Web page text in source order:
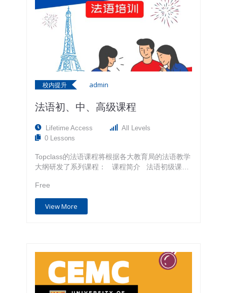
逐步具备走上国际舞台的能力。
校内提升 admin
法语初、中、高级课程
Lifetime Access
All Levels
0 Lessons
Topclass的法语课程将根据各大教育局的法语教学
大纲研发了系列课程： 课程简介 法语初级课程-
标准发音，增加词汇量，从听说读写词汇等方面帮
学生开始系统的法语学习，初步培养学生法语思维
和学习习惯。针对法语零基础的学生，经过30-50
个课时的学习，达到法语A1.1和A1水平。 法语中
说读写技能，进一步扩展法语词汇量。帮助学生建
立学生的法语思维模式以及法语体的综合运用能
力，提升法语听力和阅读技巧，强化法语口语和写
作的表达技能。 法语高级课程-- 适合年级段：
Free
View More